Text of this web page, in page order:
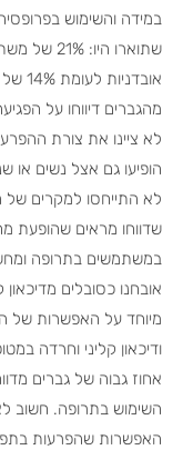
במידה והשימוש
שתוארו
מהגברים דיווחו על
לא ציינו את צורת
הופיעו גם אצל נשים או
לא התייחסו למקרים
שדווחו מראים שהופעת
במשתמשים בתרופה
אובחנו כסובלים
מיוחד על האפשרות של
ודיכאון קליני וחרדה
אחוז גבוה של גברים
השימוש בתרופה. חשוב
האפשרות שהפרעות